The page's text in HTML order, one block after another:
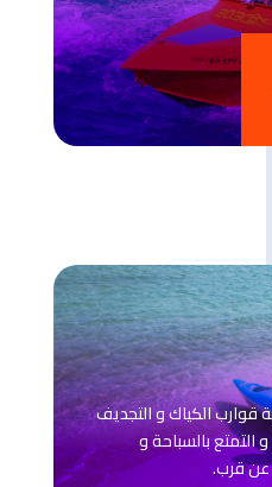
قوارب الكياك و التجديف
التمتع بالسباحة و
قرب.